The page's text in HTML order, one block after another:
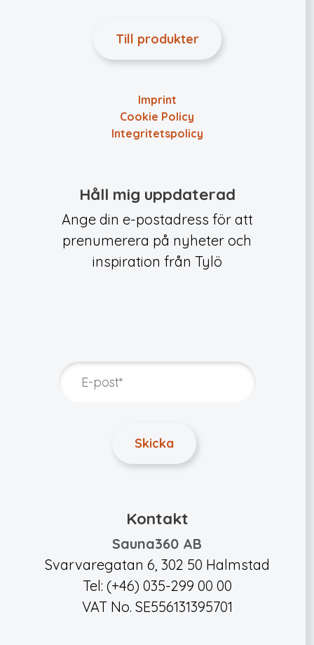
Till produkter
Imprint
Cookie Policy
Integritets­policy
Håll mig uppdaterad
Ange din e-postadress för att
prenumerera på nyheter och
inspiration från Tylö
Kontakt
Sauna360 AB
Svarvaregatan 6, 302 50 Halmstad
Tel: (+46) 035-299 00 00
VAT No. SE556131395701